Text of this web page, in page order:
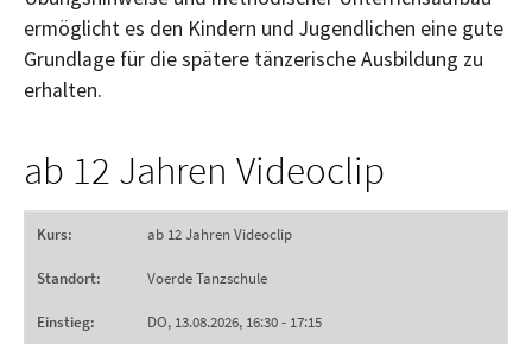
ermöglicht es den Kindern und Jugendlichen eine gute
Grundlage für die spätere tänzerische Ausbildung zu
erhalten.